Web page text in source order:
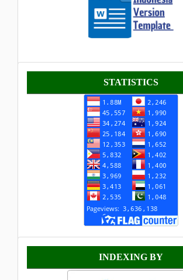
Statistik STATISTICS
Indexing INDEXING BY